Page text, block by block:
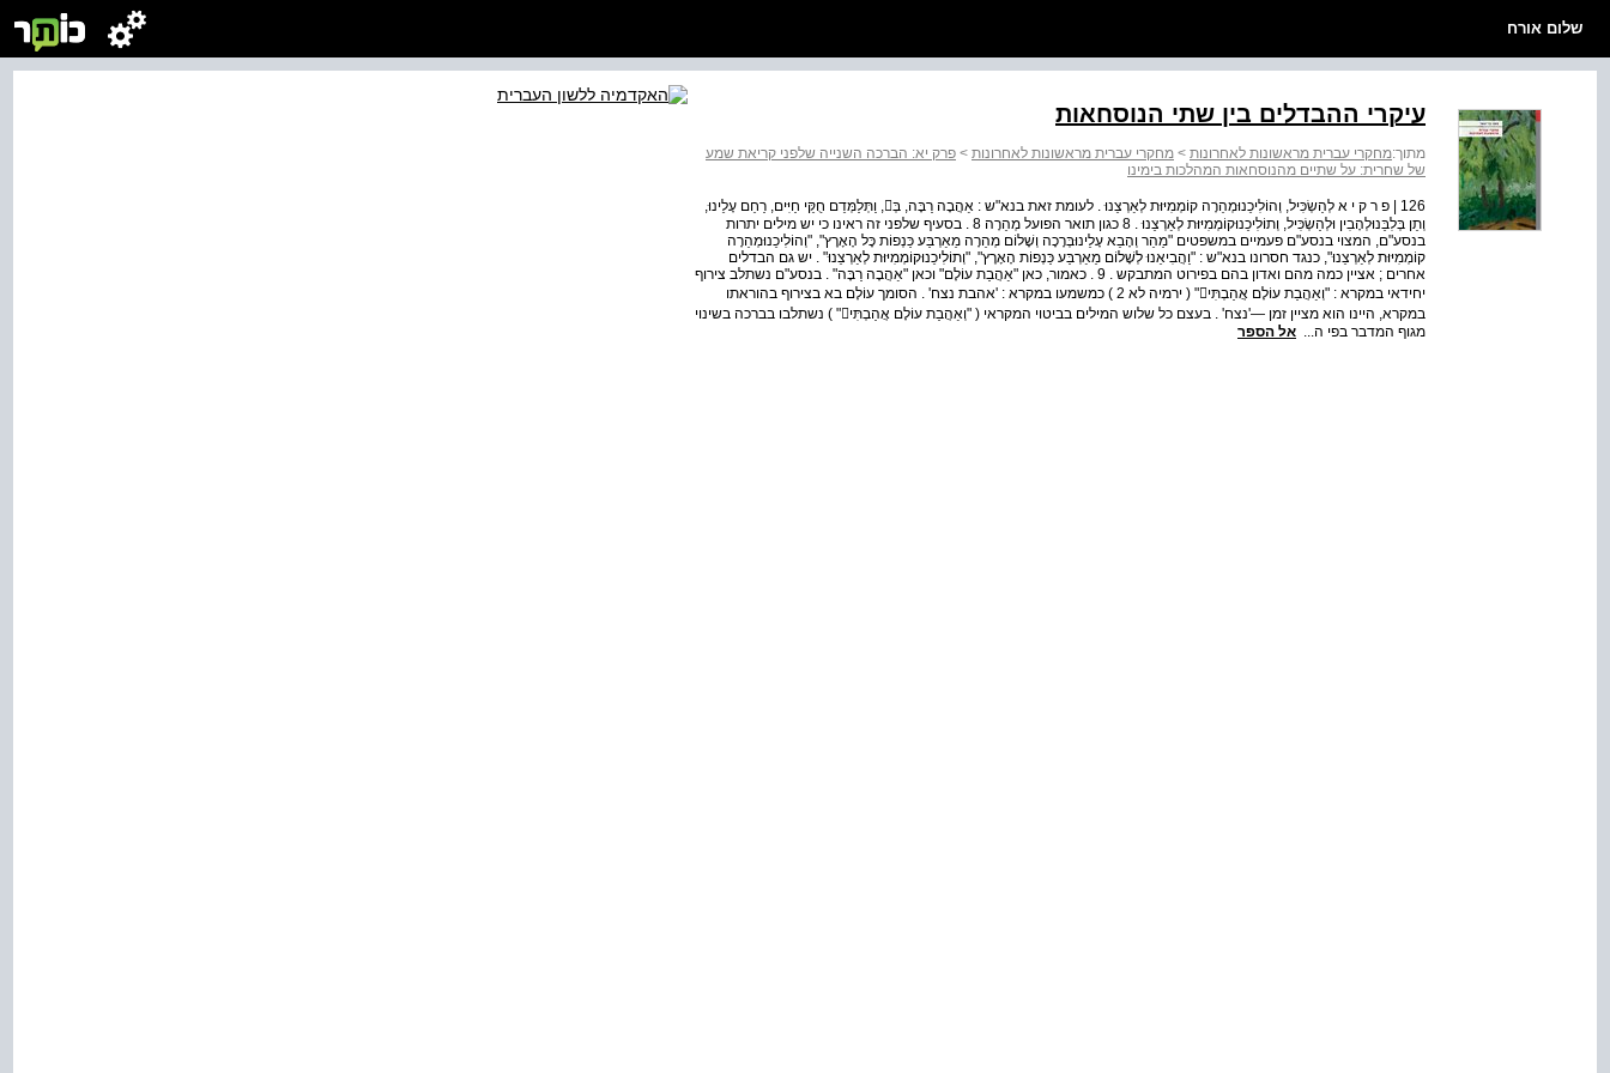
שלום אורח
עיקרי ההבדלים בין שתי הנוסחאות
מתוך:מחקרי עברית מראשונות לאחרונות > מחקרי עברית מראשונות לאחרונות > פרק יא: הברכה השנייה שלפני קריאת שמע
של שחרית: על שתיים מהנוסחאות המהלכות בימינו
126 | פ ר ק י א לְהַשְׂכִּיל, וְהוֹלִיכֵנוּמְהֵרָה קוֹמְמִיּוּת לְאַרְצֵנוּ . לעומת זאת בנא"ש : אַהֲבָה רַבָּה, בְּ, וַתְּלַמְּדֵם חֻקֵּי חַיִּים, רַחֵם עָלֵינוּ,
וְתֵן בְּלִבֵּנוּלְהָבִין וּלְהַשְׂכִּיל, וְתוֹלִיכֵנוּקוֹמְמִיּוּת לְאַרְצֵנוּ . 8 כגון תואר הפועל מְהֵרָה 8 . בסעיף שלפני זה ראינו כי יש מילים יתרות
בנסע"ם, המצוי בנסע"ם פעמיים במשפטים "מַהֵר וְהָבֵא עָלֵינוּבְּרָכָה וְשָׁלוֹם מְהֵרָה מֵאַרְבַּע כַּנְפוֹת כָּל הָאָרֶץ", "וְהוֹלִיכֵנוּמְהֵרָה
קוֹמְמִיּוּת לְאַרְצֵנוּ", כנגד חסרונו בנא"ש : "וַהֲבִיאֵנוּ לְשָׁלוֹם מֵאַרְבַּע כַּנְפוֹת הָאָרֶץ", "וְתוֹלִיכֵנוּקוֹמְמִיּוּת לְאַרְצֵנוּ" . יש גם הבדלים
אחרים ; אציין כמה מהם ואדון בהם בפירוט המתבקש . 9 . כאמור, כאן "אַהֲבַת עוֹלָם" וכאן "אַהֲבָה רַבָּה" . בנסע"ם נשתלב צירוף
יחידאי במקרא : "וְאַהֲבַת עוֹלָם אֲהַבְתִּי" ( ירמיה לא 2 ) כמשמעו במקרא : 'אהבת נצח' . הסומך עוֹלָם בא בצירוף בהוראתו
במקרא, היינו הוא מציין זמן —'נצח' . בעצם כל שלוש המילים בביטוי המקראי ( "וְאַהֲבַת עוֹלָם אֲהַבְתִּי" ) נשתלבו בברכה בשינוי
מגוף המדבר בפי ה... אל הספר